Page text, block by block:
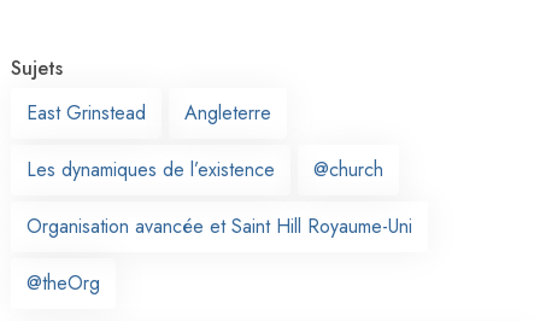
Sujets
East Grinstead
Angleterre
Les dynamiques de l’existence @church
Organisation avancée et Saint Hill Royaume-Uni
@theOrg